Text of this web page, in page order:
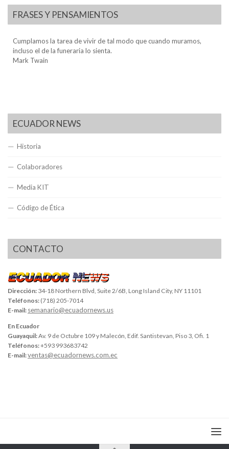
FRASES Y PENSAMIENTOS
Cumplamos la tarea de vivir de tal modo que cuando muramos,
incluso el de la funeraria lo sienta.
Mark Twain
ECUADOR NEWS
Historia
Colaboradores
Media KIT
Código de Ética
CONTACTO
Dirección: 34-18 Northern Blvd, Suite 2/6B, Long Island City, NY 11101
Teléfonos: (718) 205-7014
E-mail: semanario@ecuadornews.us
En Ecuador
Guayaquil:Av. 9 de Octubre 109 y Malecón, Edif. Santistevan, Piso 3, Ofi. 1
Teléfonos:+593 993683742
E-mail:ventas@ecuadornews.com.ec